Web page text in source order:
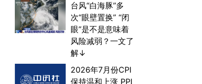
台风“白海豚”多
次“眼壁置换” “闭
眼”是不是意味着
风险减弱？一文了
解↓
2026年7月份CPI
保持温和上涨 PPI